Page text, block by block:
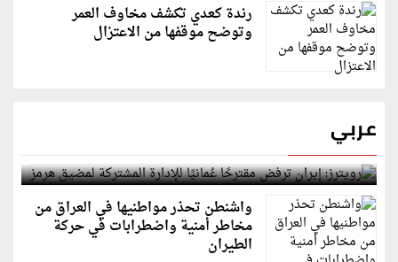
رندة كعدي تكشف مخاوف العمر
وتوضح موقفها من الاعتزال
عربي
رويترز: إيران ترفض مقترحًا عُمانيًا للإدارة المشتركة
لمضيق هرمز
واشنطن تحذر مواطنيها في العراق من
مخاطر أمنية واضطرابات في حركة
الطيران